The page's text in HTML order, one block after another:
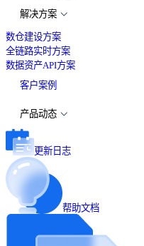
解决方案
数仓建设方案
全链路实时方案
数据资产API方案
客户案例
产品动态
更新日志
帮助文档